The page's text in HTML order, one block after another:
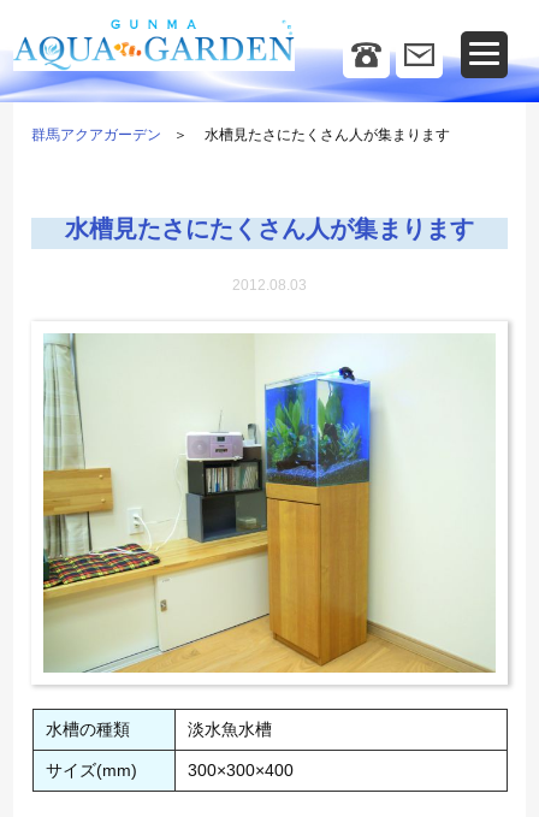
群馬アクアガーデン 水槽見たさにたくさん人が集まります
水槽見たさにたくさん人が集まります
2012.08.03
水槽の種類 淡水魚水槽
サイズ(mm) 300×300×400